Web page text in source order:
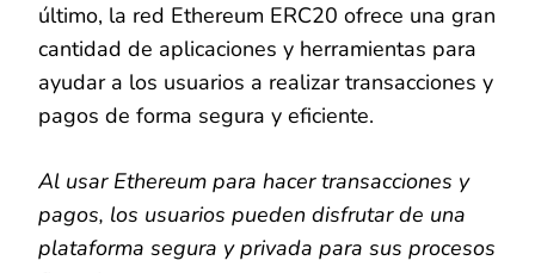
último, la red Ethereum ERC20 ofrece una gran
cantidad de aplicaciones y herramientas para
ayudar a los usuarios a realizar transacciones y
pagos de forma segura y eficiente.
Al usar Ethereum para hacer transacciones y
pagos, los usuarios pueden disfrutar de una
plataforma segura y privada para sus procesos